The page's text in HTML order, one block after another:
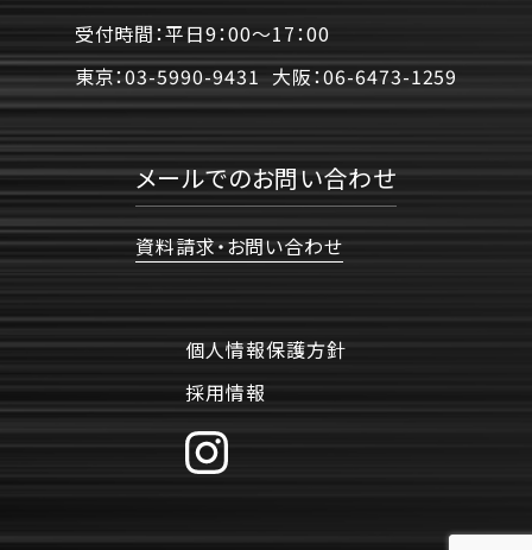
受付時間：平日9：00〜17：00
東京：03-5990-9431 大阪：06-6473-1259
メールでのお問い合わせ
資料請求・お問い合わせ
個人情報保護方針
採用情報